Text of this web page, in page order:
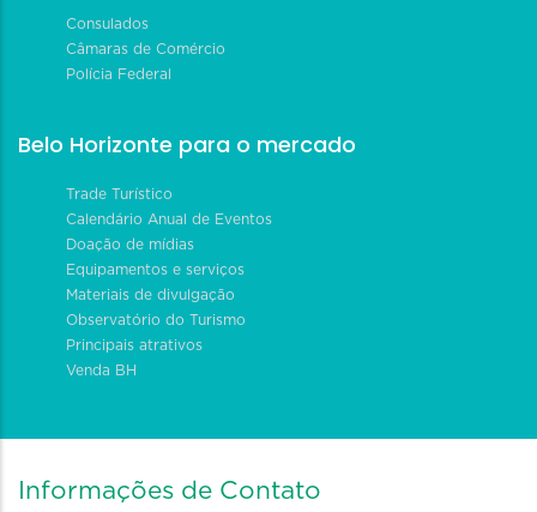
Consulados
Câmaras de Comércio
Polícia Federal
Belo Horizonte para o mercado
Trade Turístico
Calendário Anual de Eventos
Doação de mídias
Equipamentos e serviços
Materiais de divulgação
Observatório do Turismo
Principais atrativos
Venda BH
Informações de Contato